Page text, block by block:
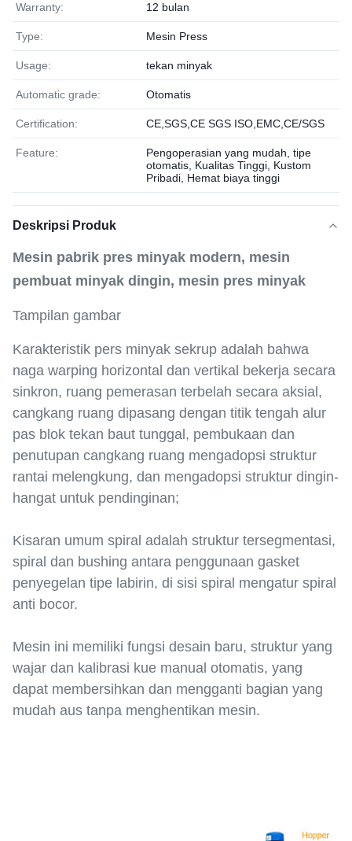
Warranty: 12 bulan
Type: Mesin Press
Usage: tekan minyak
Automatic grade: Otomatis
Certification: CE,SGS,CE SGS ISO,EMC,CE/SGS
Feature:
Pengoperasian yang mudah, tipe
otomatis, Kualitas Tinggi, Kustom
Pribadi, Hemat biaya tinggi
Deskripsi Produk
Mesin pabrik pres minyak modern, mesin
pembuat minyak dingin, mesin pres minyak
Tampilan gambar
Karakteristik pers minyak sekrup adalah bahwa
naga warping horizontal dan vertikal bekerja secara
sinkron, ruang pemerasan terbelah secara aksial,
cangkang ruang dipasang dengan titik tengah alur
pas blok tekan baut tunggal, pembukaan dan
penutupan cangkang ruang mengadopsi struktur
rantai melengkung, dan mengadopsi struktur dingin-
hangat untuk pendinginan;
Kisaran umum spiral adalah struktur tersegmentasi,
spiral dan bushing antara penggunaan gasket
penyegelan tipe labirin, di sisi spiral mengatur spiral
anti bocor.
Mesin ini memiliki fungsi desain baru, struktur yang
wajar dan kalibrasi kue manual otomatis, yang
dapat membersihkan dan mengganti bagian yang
mudah aus tanpa menghentikan mesin.